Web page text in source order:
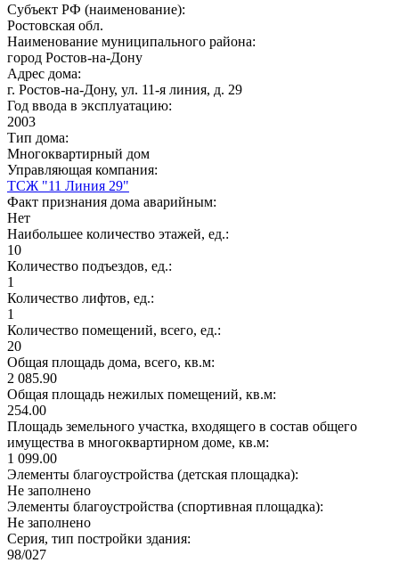
Субъект РФ (наименование):
Ростовская обл.
Наименование муниципального района:
город Ростов-на-Дону
Адрес дома:
г. Ростов-на-Дону, ул. 11-я линия, д. 29
Год ввода в эксплуатацию:
2003
Тип дома:
Многоквартирный дом
Управляющая компания:
ТСЖ "11 Линия 29"
Факт признания дома аварийным:
Нет
Наибольшее количество этажей, ед.:
10
Количество подъездов, ед.:
1
Количество лифтов, ед.:
1
Количество помещений, всего, ед.:
20
Общая площадь дома, всего, кв.м:
2 085.90
Общая площадь нежилых помещений, кв.м:
254.00
Площадь земельного участка, входящего в состав общего
имущества в многоквартирном доме, кв.м:
1 099.00
Элементы благоустройства (детская площадка):
Не заполнено
Элементы благоустройства (спортивная площадка):
Не заполнено
Серия, тип постройки здания:
98/027